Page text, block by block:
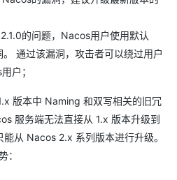
的问题，Nacos用户使用默认
通过该漏洞，攻击者可以绕过用户
户；
版本中 Naming 和双写相关的旧冗
服务端无法直接从 1.x 版本升级到
从 Nacos 2.x 系列版本进行升级。
：